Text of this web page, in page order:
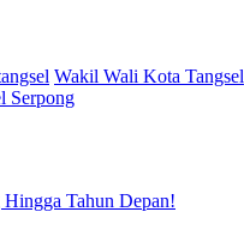
Wakil Wali Kota Tangsel
Serpong